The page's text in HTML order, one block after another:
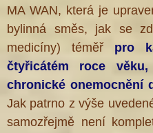
MA WAN, která je
bylinná směs, jak se
medicíny) téměř pro
čtyřicátém roce
chronické onemocnění
Jak patrno z výše
samozřejmě není